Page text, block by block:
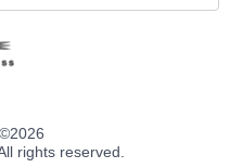
2026
rights reserved.